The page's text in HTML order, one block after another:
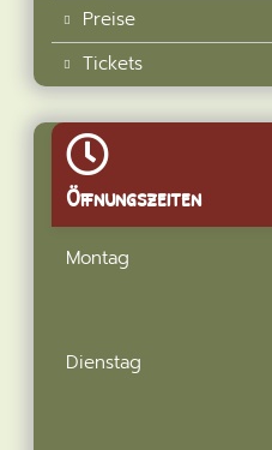
Preise
Tickets
Öffnungszeiten
Montag
Dienstag